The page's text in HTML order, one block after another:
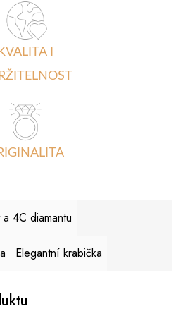
KVALITA I
4C diamantu
Elegantní krabička